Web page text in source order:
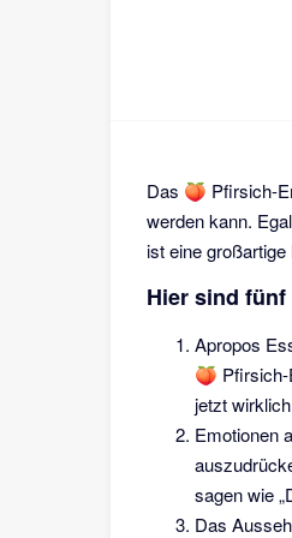
Das 🍑 Pfirsich-
werden kann.
ist eine
Hier sind
Apropos
🍑 Pfirsich-
jetzt
Emotionen
sagen wie
Das